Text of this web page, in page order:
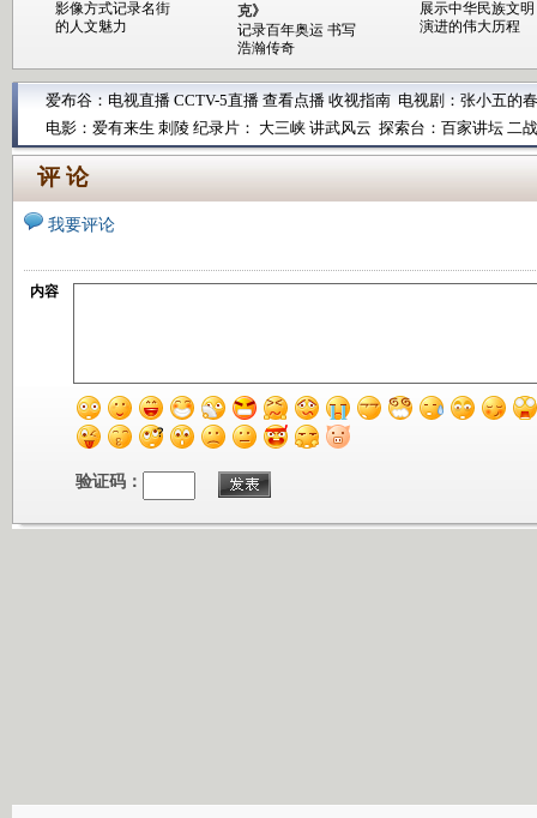
影像方式记录名街
的人文魅力
克》
记录百年奥运 书写
浩瀚传奇
展示中华民族文明
演进的伟大历程
爱布谷： 电视直播 CCTV-5直播 查看点播 收视指南 电视剧： 张小五的
电影： 爱有来生 刺陵 纪录片： 大三峡 讲武风云 探索台： 百家讲坛 二
评 论
我要评论
内容
验证码：